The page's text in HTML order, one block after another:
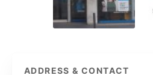
ADDRESS & CONTACT